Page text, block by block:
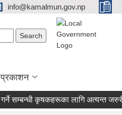
info@kamalmun.gov.np
सम्बन्धी कृषकहरूका लागि अत्यन्त जरुरी